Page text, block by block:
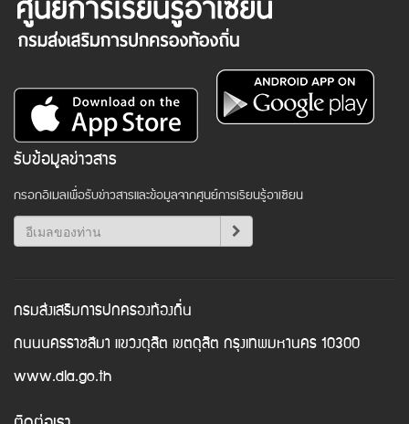
รับข้อมูลข่าวสาร
กรอกอีเมลเพื่อรับข่าวสารและข้อมูลจากศูนย์การเรียนรู้อาเซียน
กรมส่งเสริมการปกครองท้องถิ่น
ถนนนครราชสีมา แขวงดุสิต เขตดุสิต กรุงเทพมหานคร 10300
www.dla.go.th